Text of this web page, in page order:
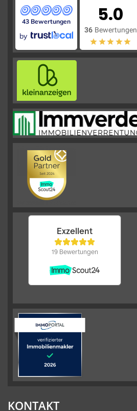
43 Bewertungen
by
5.0
36 Bewertungen
KONTAKT